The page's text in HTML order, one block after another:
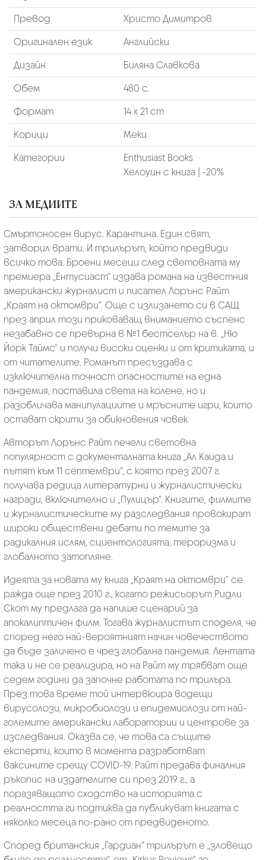
Превод
Христо Димитров
Оригинален език
Английски
Дизайн
Биляна Славкова
Обем
480 с.
Формат
14 х 21 cm
Корици
Меки
Категории
Enthusiast Books
Хелоуин с книга | -20%
ЗА МЕДИИТЕ
Смъртоносен вирус. Карантина. Един свят,
затворил врати. И трилърът, който предвиди
всичко това. Броени месеци след световната му
премиера „Ентусиаст“ издава романа на известния
американски журналист и писател Лорънс Райт
„Краят на октомври“. Още с излизането си в САЩ
през април този приковаващ вниманието съспенс
незабавно се превърна в №1 бестселър на в. „Ню
Йорк Таймс“ и получи високи оценки и от критиката, и
от читателите. Романът пресъздава с
изключителна точност опасностите на една
пандемия, поставила света на колене, но и
разобличава манипулациите и мръсните игри, които
остават скрити за обикновения човек.
Авторът Лорънс Райт печели световна
популярност с документалната книга „Ал Каида и
пътят към 11 септември“, с която през 2007 г.
получава редица литературни и журналистически
награди, включително и „Пулицър“. Книгите, филмите
и журналистическите му разследвания провокират
широки обществени дебати по темите за
радикалния ислям, сциентологията, тероризма и
глобалното затопляне.
Идеята за новата му книга „Краят на октомври“ се
ражда още през 2010 г., когато режисьорът Ридли
Скот му предлага да напише сценарий за
апокалиптичен филм. Тогава журналистът споделя, че
според него най-вероятният начин човечеството
да бъде заличено е чрез глобална пандемия. Лентата
така и не се реализира, но на Райт му трябват още
седем години да започне работата по трилъра.
През това време той интервюира водещи
вирусолози, микробиолози и епидемиолози от най-
големите американски лаборатории и центрове за
изследвания. Оказва се, че това са същите
експерти, които в момента разработват
ваксините срещу COVID-19. Райт предава финалния
ръкопис на издателите си през 2019 г., а
поразяващото сходство на историята с
реалността ги подтиква да публикуват книгата с
няколко месеца по-рано от предвиденото.
Според британския „Гардиан“ трилърът е „зловещо